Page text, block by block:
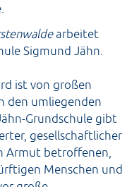
arbeitet
Sigmund Jähn.
ist von großen
den umliegenden
Grundschule gibt
gesellschaftlicher
Armut betroffenen,
Menschen und